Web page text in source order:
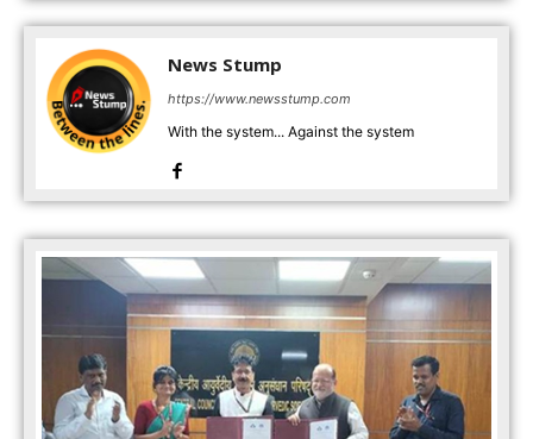
News Stump
https://www.newsstump.com
With the system... Against the system